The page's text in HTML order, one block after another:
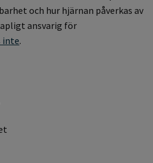
och hur hjärnan påverkas av
ansvarig för
inte.